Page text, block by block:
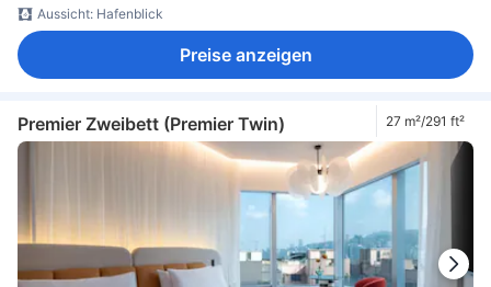
Aussicht: Hafenblick
Preise anzeigen
Premier Zweibett (Premier Twin) 27 m²/291 ft²